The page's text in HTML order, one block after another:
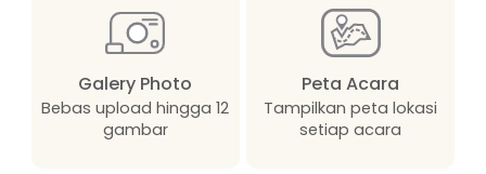
Galery Photo
Bebas upload hingga 12
gambar
Peta Acara
Tampilkan peta lokasi
setiap acara